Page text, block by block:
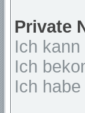
Private
Ich
Ich
Ich